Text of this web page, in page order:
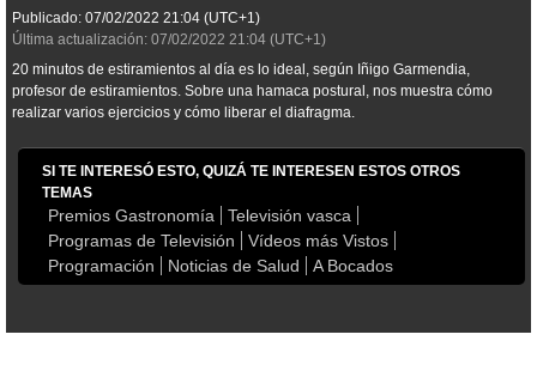
Publicado: 07/02/2022 21:04 (UTC+1)
Última actualización: 07/02/2022 21:04 (UTC+1)
20 minutos de estiramientos al día es lo ideal, según Iñigo Garmendia,
profesor de estiramientos. Sobre una hamaca postural, nos muestra cómo
realizar varios ejercicios y cómo liberar el diafragma.
SI TE INTERESÓ ESTO, QUIZÁ TE INTERESEN ESTOS OTROS
TEMAS
Premios Gastronomía
Televisión vasca
Programas de Televisión
Vídeos más Vistos
Programación
Noticias de Salud A Bocados